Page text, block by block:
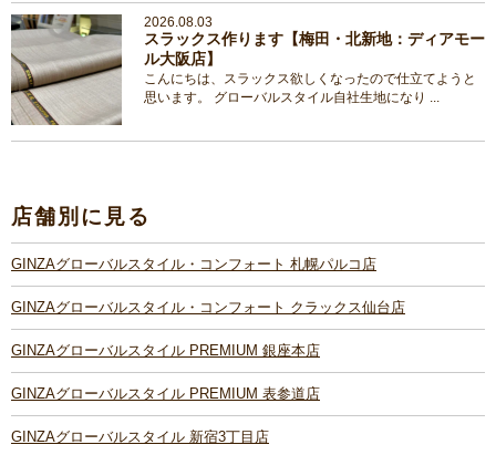
2026.08.03
スラックス作ります【梅田・北新地：ディアモー
ル大阪店】
こんにちは、スラックス欲しくなったので仕立てようと
思います。 グローバルスタイル自社生地になり ...
店舗別に見る
GINZAグローバルスタイル・コンフォート 札幌パルコ店
GINZAグローバルスタイル・コンフォート クラックス仙台店
GINZAグローバルスタイル PREMIUM 銀座本店
GINZAグローバルスタイル PREMIUM 表参道店
GINZAグローバルスタイル 新宿3丁目店